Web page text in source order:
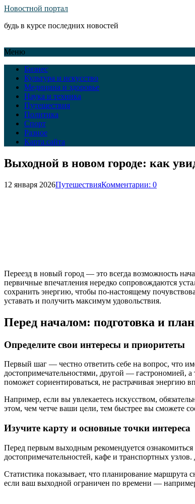
Новостной портал
будь в курсе последних новостей
Меню
Бизнес
Культура и искусство
Медицина и здоровье
Наука и техника
Путешествия
Политика
Спорт
Разное
Карта сайта
Выходной в новом городе: как
12 января 2026ПутешествияКомментарии: 0
Переезд в новый город — это всегда возможность
первичные впечатления нередко сопровождаются
сохранить энергию, чтобы по-настоящему
уставать и получить максимум удовольствия.
Перед началом: подготовка и
Определите свои интересы и приоритеты
Первый шаг — честно ответить себе на вопрос, что
достопримечательностями, другой —
поможет сориентироваться, не растрачивая энергию
Например, если вы увлекаетесь искусством,
этом, чем четче ваши цели, тем быстрее вы сможете
Изучите карту и основные точки интереса
Перед первым выходным рекомендуется
достопримечательностей, кафе и транспортных
Статистика показывает, что планирование маршрута
если ваш выходной ограничен по времени —